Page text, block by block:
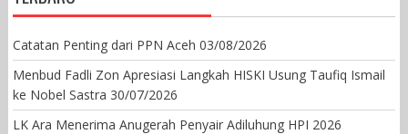
Catatan Penting dari PPN Aceh 03/08/2026
Menbud Fadli Zon Apresiasi Langkah HISKI Usung Taufiq Ismail
ke Nobel Sastra 30/07/2026
LK Ara Menerima Anugerah Penyair Adiluhung HPI 2026